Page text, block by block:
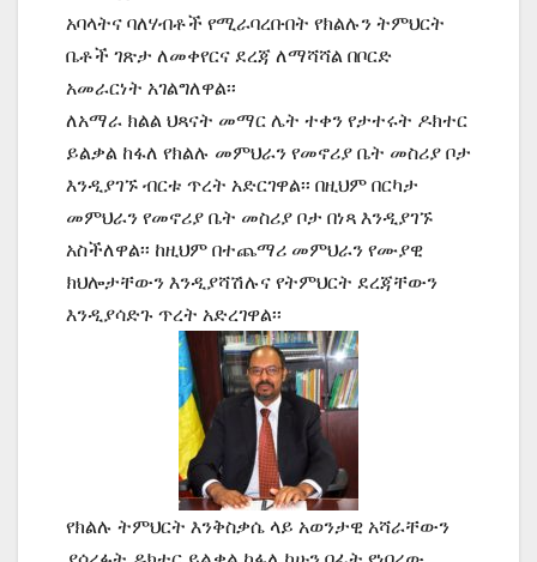
አባላትና ባለሃብቶች የሚራባረቡበት የክልሉን ትምህርት
ቤቶች ገጽታ ለመቀየርና ደረጃ ለማሻሻል በቦርድ
አመራርነት አገልግለዋል፡፡
ለአማራ ክልል ህጻናት መማር ሌት ተቀን የታተሩት ዶክተር
ይልቃል ከፋለ የክልሉ መምህራን የመኖሪያ ቤት መስሪያ ቦታ
እንዲያገኙ ብርቱ ጥረት አድርገዋል፡፡ በዚህም በርካታ
መምህራን የመኖሪያ ቤት መስሪያ ቦታ በነጻ እንዲያገኙ
አስችለዋል፡፡ ከዚህም በተጨማሪ መምህራን የሙያዊ
ክህሎታቸውን እንዲያሻሽሉና የትምህርት ደረጃቸውን
እንዲያሳድጉ ጥረት አድረገዋል፡፡
የክልሉ ትምህርት እንቅስቃሴ ላይ አወንታዊ አሻራቸውን